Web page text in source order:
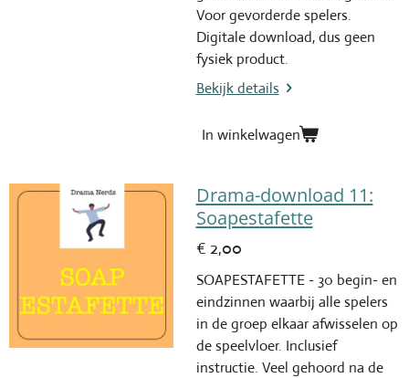
Voor gevorderde spelers.
Digitale download, dus geen
fysiek product.
Bekijk details
In winkelwagen
Drama-download 11:
Soapestafette
€ 2,00
SOAPESTAFETTE - 30 begin- en
eindzinnen waarbij alle spelers
in de groep elkaar afwisselen op
de speelvloer. Inclusief
instructie. Veel gehoord na de